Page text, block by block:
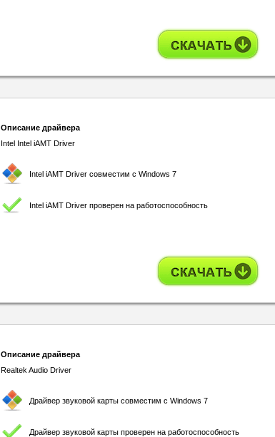
Описание драйвера
Intel Intel iAMT Driver
Intel iAMT Driver совместим с Windows 7
Intel iAMT Driver проверен на работоспособность
Описание драйвера
Realtek Audio Driver
Драйвер звуковой карты совместим с Windows 7
Драйвер звуковой карты проверен на работоспособность